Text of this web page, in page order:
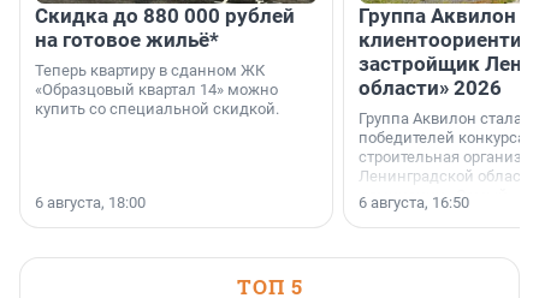
Скидка до 880 000 рублей
на готовое жильё*
Теперь квартиру в сданном ЖК
«Образцовый квартал 14» можно
купить со специальной скидкой.
6 августа, 18:00
Группа Аквилон
застройщик
области» 2026
Группа Аквилон стала
победителей конкурса
строительная
Ленинградской области
номинации «Самый
застройщик
области».
6 августа, 16:50
ТОП 5